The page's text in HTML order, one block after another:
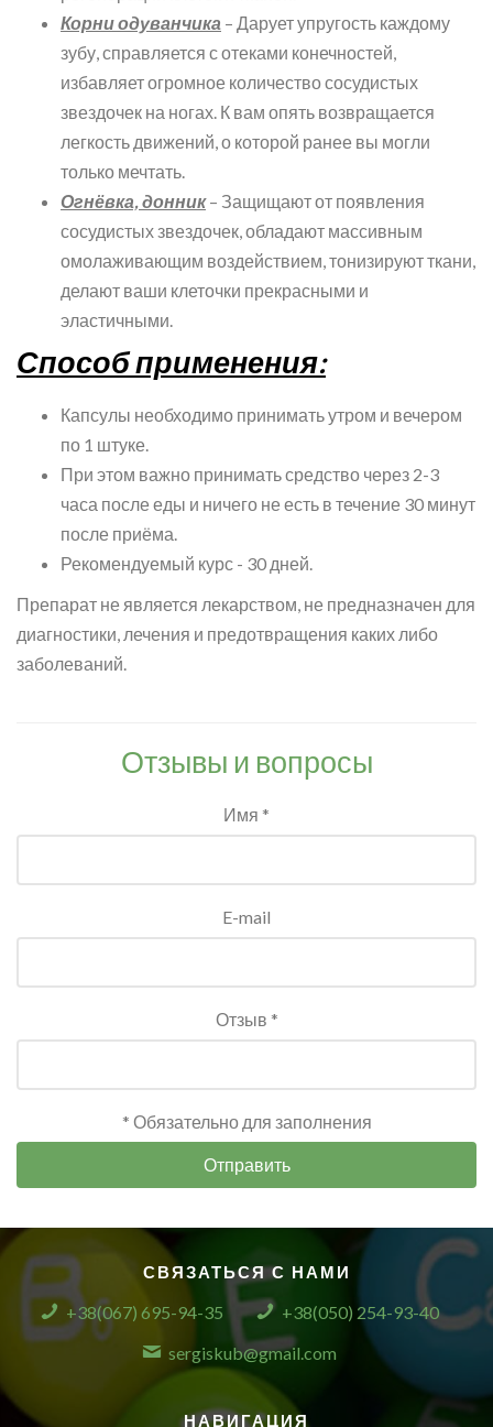
Корни одуванчика – Дарует упругость каждому
зубу, справляется с отеками конечностей,
избавляет огромное количество сосудистых
звездочек на ногах. К вам опять возвращается
легкость движений, о которой ранее вы могли
только мечтать.
Огнёвка, донник– Защищают от появления
сосудистых звездочек, обладают массивным
омолаживающим воздействием, тонизируют ткани,
делают ваши клеточки прекрасными и
эластичными.
Способ применения:
Капсулы необходимо принимать утром и вечером
по 1 штуке.
При этом важно принимать средство через 2-3
часа после еды и ничего не есть в течение 30 минут
после приёма.
Рекомендуемый курс - 30 дней.
Препарат не является лекарством, не предназначен для
диагностики, лечения и предотвращения каких либо
заболеваний.
Отзывы и вопросы
Имя *
E-mail
Отзыв *
* Обязательно для заполнения
Отправить
СВЯЗАТЬСЯ С НАМИ
+38(067) 695-94-35
+38(050) 254-93-40
sergiskub@gmail.com
НАВИГАЦИЯ